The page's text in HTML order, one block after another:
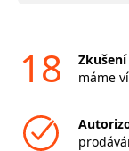
18
máme